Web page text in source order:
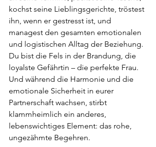
kochst seine Lieblingsgerichte, tröstest
ihn, wenn er gestresst ist, und
managest den gesamten emotionalen
und logistischen Alltag der Beziehung.
Du bist die Fels in der Brandung, die
loyalste Gefährtin – die perfekte Frau.
Und während die Harmonie und die
emotionale Sicherheit in eurer
Partnerschaft wachsen, stirbt
klammheimlich ein anderes,
lebenswichtiges Element: das rohe,
ungezähmte Begehren.